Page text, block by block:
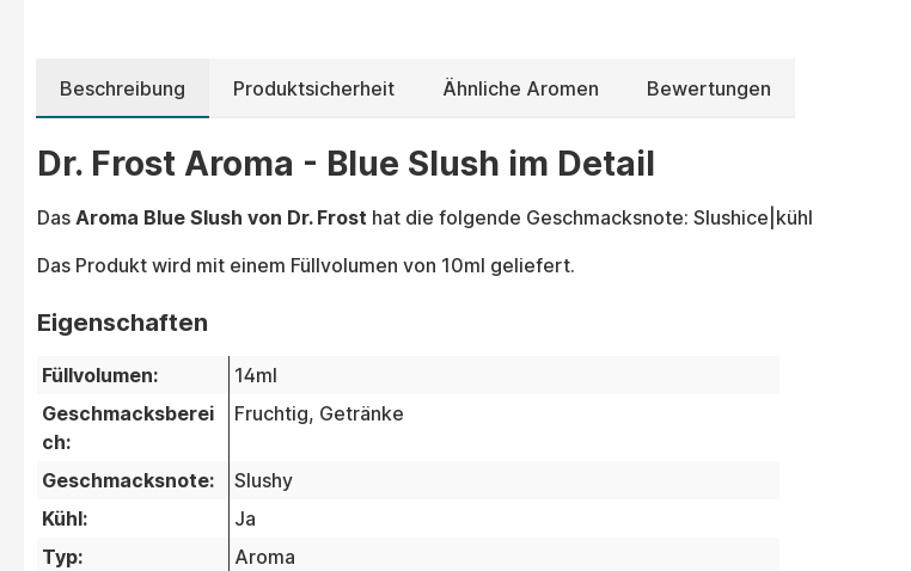
Beschreibung Produktsicherheit Ähnliche Aromen Bewertungen
Dr. Frost Aroma - Blue Slush im Detail
Das Aroma Blue Slush von Dr. Frost hat die folgende Geschmacksnote: Slushice|kühl
Das Produkt wird mit einem Füllvolumen von 10ml geliefert.
Eigenschaften
Füllvolumen:
14ml
Geschmacksberei
ch:
Fruchtig, Getränke
Geschmacksnote:
Slushy
Kühl:
Ja
Typ:
Aroma